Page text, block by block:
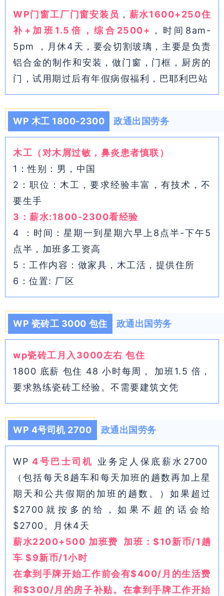
WP门窗工厂门窗安装员 ， 薪水1600+250住
补+加班1.5倍，综合2500+ ，时间8am-
5pm ，月休4天，要会切割玻璃，主要是负责
铝合金的制作和安装，做门窗，门框，厨房的
门，试用期过后有年假病假福利，巴耶利巴站
WP 木工 1800-2300 政通出国劳务
木工（对木屑过敏，鼻炎患者慎联）
1：性别：男，中国
2：职位：木工，要求经验丰富，有技术，不
要生手
3：薪水:1800-2300看经验
4 ：时间：星期一到星期六早上8点半-下午5
点半，加班多工资高
5：工作内容：做家具，木工活，提供住所
6：位置: 厂区
WP 瓷砖工 3000 包住 政通出国劳务
wp瓷砖工月入3000左右 包住
1800 底薪 包住 48 小时每周， 加班1.5 倍，
要求熟练瓷砖工经验。不需要建筑文凭
WP 4号司机 2700 政通出国劳务
WP 4号巴士司机 业务定人保底薪水2700
（包括每天8趟车和每天加班的趟数再加上星
期天和公共假期的加班的趟数。）如果超过
$2700就按多的给，如果不超的话会给
$2700。月休4天
薪水2200+500 加班费 加班：$10新币/1趟
车 $9新币/1小时
在拿到手牌开始工作前会有$400/月的生活费
和$300/月的房子补贴。在拿到手牌工作开始